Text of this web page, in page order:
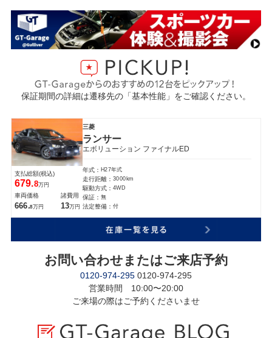
保証期間の詳細は遷移先の「基本性能」をご確認ください。
支払総額(税込)
679.8万円
車両価格
666.8万円
諸費用
13万円
三菱
ランサー
エボリューション ファイナルED
年式： H27年式
走行距離： 3000km
駆動方式： 4WD
保証： 無
法定整備： 付
お問い合わせまたはご来店予約
0120-974-295 0120-974-295
営業時間 10:00〜20:00
ご来場の際はご予約くださいませ